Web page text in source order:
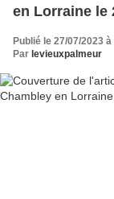
en Lorraine le
Publié le 27/07/2023
Par levieuxpalmeur